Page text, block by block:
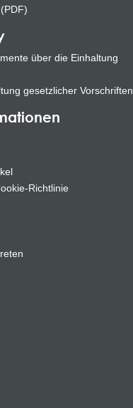
über die Einhaltung
gesetzlicher Vorschriften
Richtlinie